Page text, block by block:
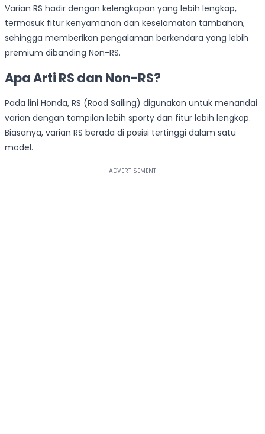
Varian RS hadir dengan kelengkapan yang lebih lengkap,
termasuk fitur kenyamanan dan keselamatan tambahan,
sehingga memberikan pengalaman berkendara yang lebih
premium dibanding Non-RS.
Apa Arti RS dan Non-RS?
Pada lini Honda, RS (Road Sailing) digunakan untuk menandai
varian dengan tampilan lebih sporty dan fitur lebih lengkap.
Biasanya, varian RS berada di posisi tertinggi dalam satu
model.